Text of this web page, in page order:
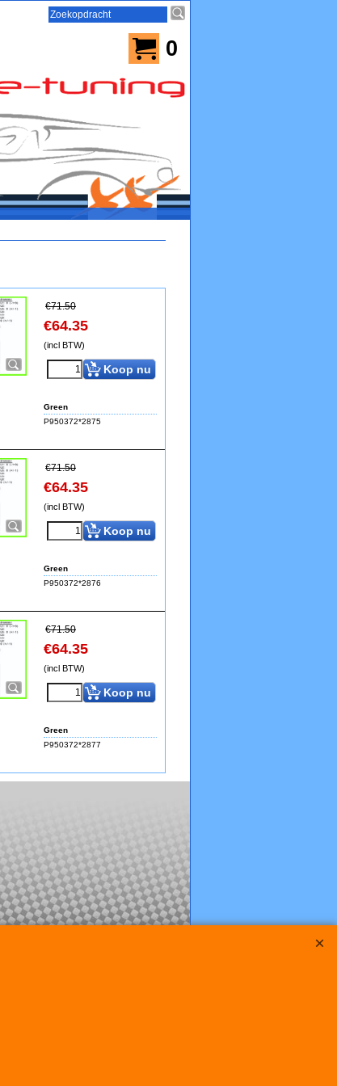
0
€71.50
€64.35
(incl BTW)
Koop nu
Green
P950372*2875
€71.50
€64.35
(incl BTW)
Koop nu
Green
P950372*2876
€71.50
€64.35
(incl BTW)
Koop nu
Green
P950372*2877